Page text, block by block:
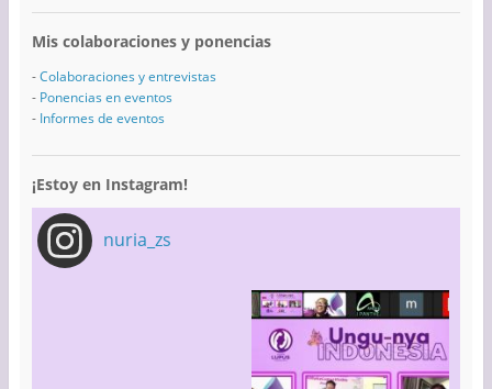
Mis colaboraciones y ponencias
-Colaboraciones y entrevistas
- Ponencias en eventos
- Informes de eventos
¡Estoy en Instagram!
nuria_zs